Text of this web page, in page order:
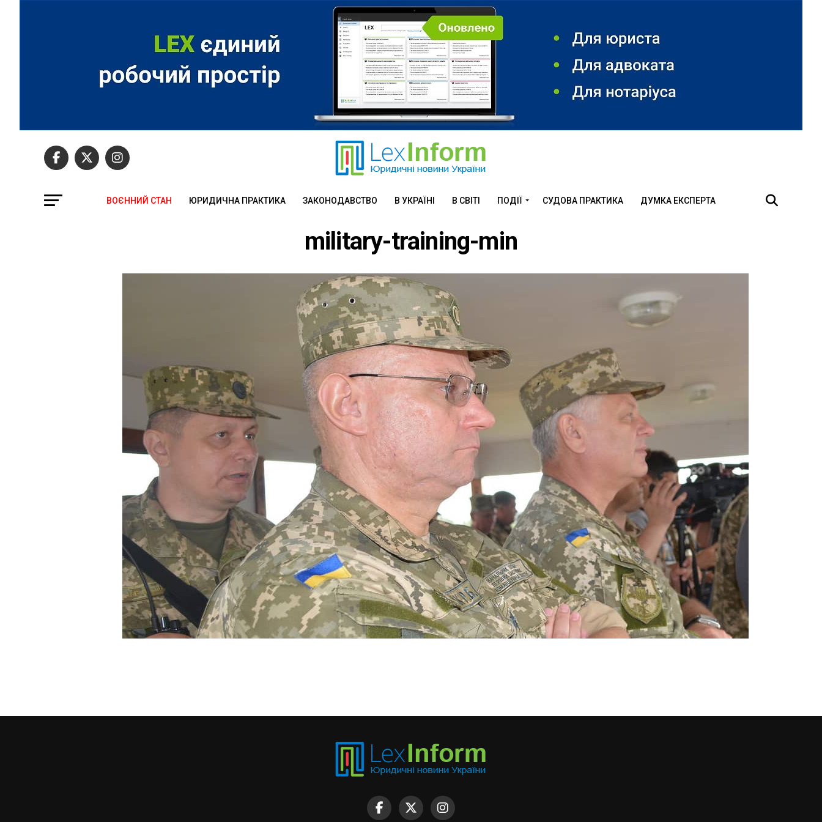
ВОЄННИЙ СТАН ЮРИДИЧНА ПРАКТИКА ЗАКОНОДАВСТВО В УКРАЇНІ В СВІТІ ПОДІЇ СУДОВА ПРАКТИКА ДУМКА ЕКСПЕРТА
military-training-min